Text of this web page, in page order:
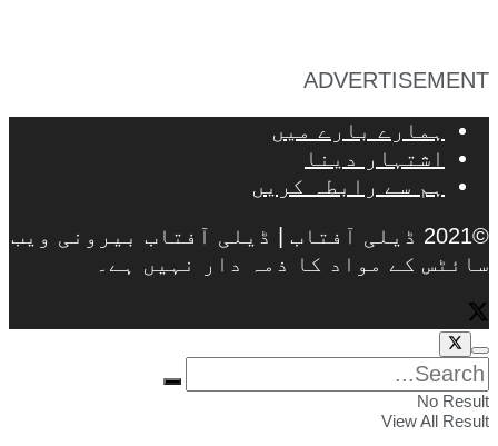
ADVERTISEMENT
ہمارے بارے میں
اشتہار دینا
ہم سے رابطہ کریں
©2021 ڈیلی آفتاب | ڈیلی آفتاب بیرونی ویب
سائٹس کے مواد کا ذمہ دار نہیں ہے۔
No Result
View All Result